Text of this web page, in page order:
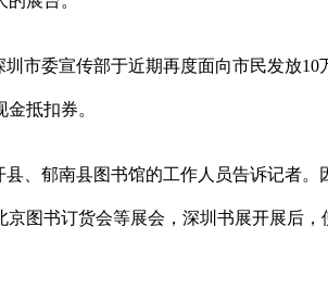
市委宣传部于近期再度面向市民发放10
抵扣券。
、郁南县图书馆的工作人员告诉记者。
图书订货会等展会，深圳书展开展后，